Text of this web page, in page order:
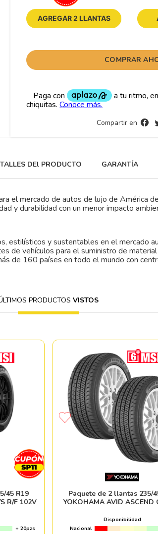
AGREGAR 2 LLANTAS
COMPRAR
Compartir en
DEl PRODUCTO GARANTÍA
el mercado de autos de lujo de América
y durabilidad con un menor impacto
estilísticos y sustentables en el mercado
de vehículos para el suministro de
de 160 países en todo el mundo con
PRODUCTOSVISTOS
45 R19
R/F 102V
+ 20pzs
Paquete de 2 llantas 235/
YOKOHAMA AVID ASCEND
Disponibilidad
Nacional